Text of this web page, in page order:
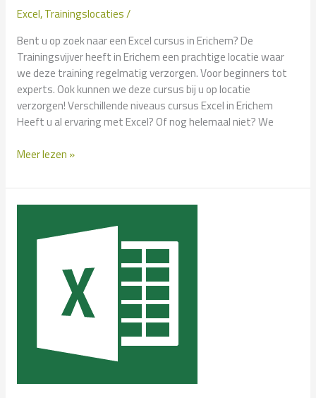
Excel,Trainingslocaties/
Bent u op zoek naar een Excel cursus in Erichem? De
Trainingsvijver heeft in Erichem een prachtige locatie waar
we deze training regelmatig verzorgen. Voor beginners tot
experts. Ook kunnen we deze cursus bij u op locatie
verzorgen! Verschillende niveaus cursus Excel in Erichem
Heeft u al ervaring met Excel? Of nog helemaal niet? We
Cursus
in
Erichem?
Klassikaal
Incompany
Meer lezen »